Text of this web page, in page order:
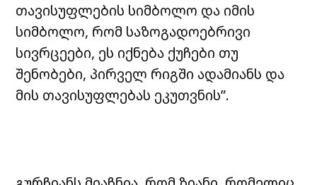
თავისუფლების სიმბოლო და იმის
სიმბოლო, რომ საზოგადოებრივი
სივრცეები, ეს იქნება ქუჩები თუ
შენობები, პირველ რიგში ადამიანს და
მის თავისუფლებას ეკუთვნის”.